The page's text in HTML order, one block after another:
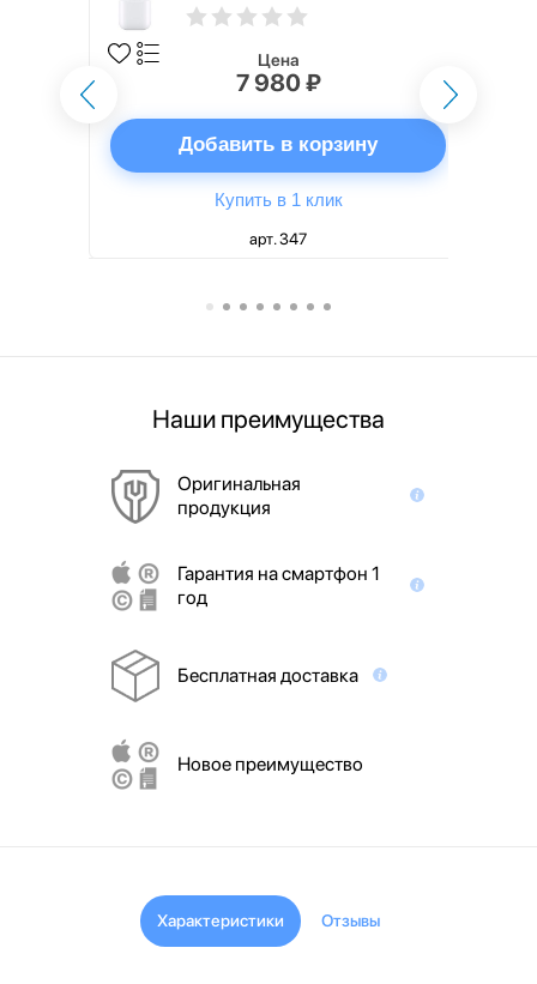
Цена
7 980 ₽
Добавить в корзину
Купить в 1 клик
арт. 347
Наши преимущества
Оригинальная
продукция
Гарантия на смартфон 1
год
Бесплатная доставка
Новое преимущество
Характеристики Отзывы